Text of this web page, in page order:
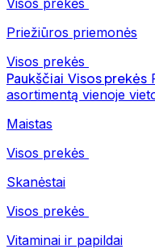
Visos prekės
Priežiūros priemonės
Visos prekės
Paukščiai Visos prekės
asortimentą vienoje
Maistas
Visos prekės
Skanėstai
Visos prekės
Vitaminai ir papildai